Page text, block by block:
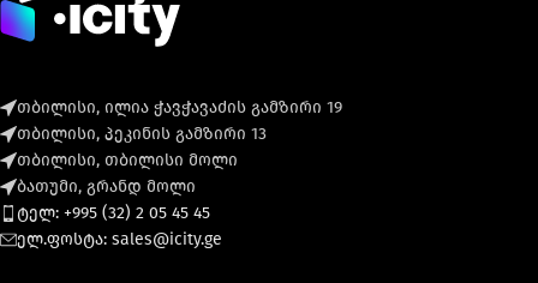
თბილისი, ილია ჭავჭავაძის გამზირი 19
თბილისი, პეკინის გამზირი 13
თბილისი, თბილისი მოლი
ბათუმი, გრანდ მოლი
ტელ: +995 (32) 2 05 45 45
ელ.ფოსტა: sales@icity.ge